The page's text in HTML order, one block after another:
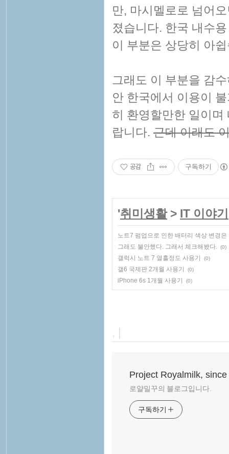
만, 마시멜로로 넘어
졌습니다. 한국 내수
이 부분은 상당히 아
그래도 이 부분을 감
안 한국에서 이용이
히 환영할만한 일이
랍니다. 근데 이래도
공감 구독하기
'취미생활> IT 이야기
노트7 펌업으로 인한 배터리 색상 변경
그래도 불안했다. 그래서 체크해봤다. (0)
갤럭시 노트 7 열흘정도 사용기 (0)
갤6 국제판 2개월 사용기 (0)
iPhone 6s 1개월 사용기 (0)
, |
Project Royalmilk,
로얄밀꾸의 블로그입니다.
구독하기